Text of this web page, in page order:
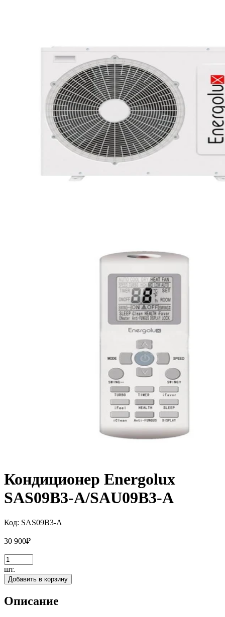
Кондиционер Energolux
SAS09B3-A/SAU09B3-A
Код: SAS09B3-A
30 900₽
шт.
Добавить в корзину
Описание